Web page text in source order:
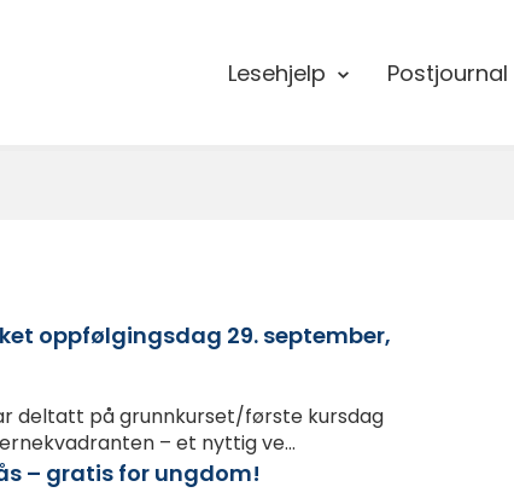
Lesehjelp Postjournal
oppfølgingsdag 29. september,
deltatt på grunnkurset/første kursdag
– et nyttig ve...
– gratis for ungdom!